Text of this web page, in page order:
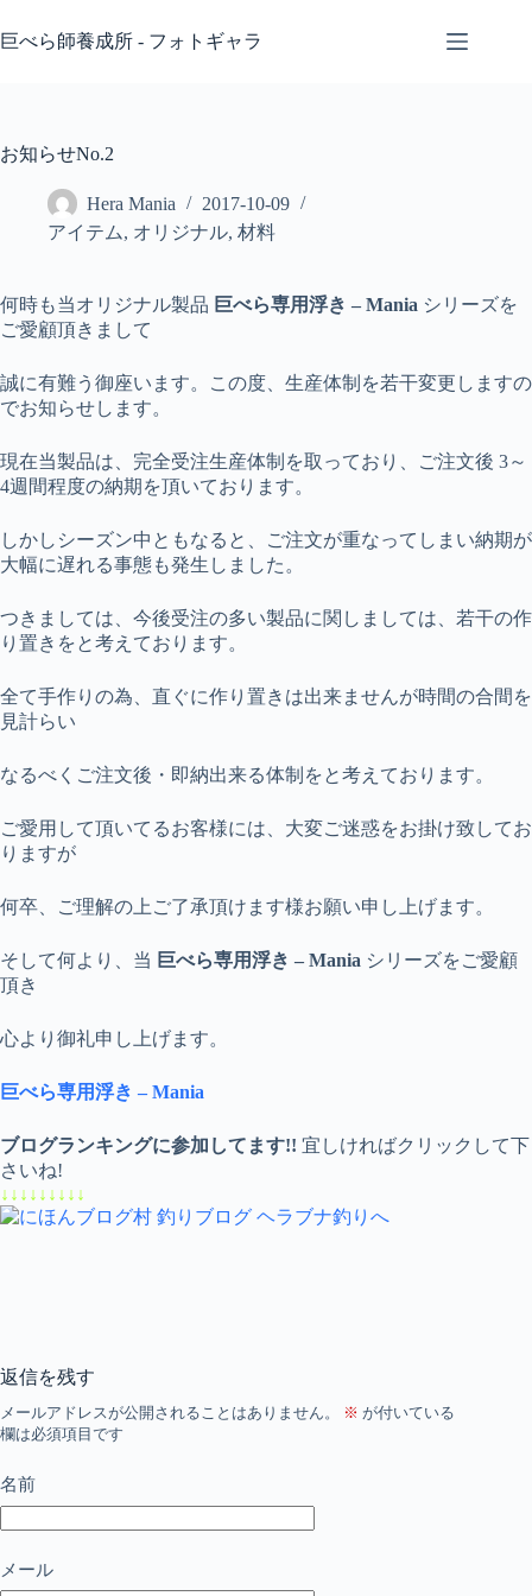
ン
ス
巨べら師養成所 - フォトギャラ
お知らせNo.2
Hera Mania
2017-10-09
アイテム, オリジナル, 材料
何時も当オリジナル製品 巨べら専用浮き – Mania シリーズを
ご愛顧頂きまして
誠に有難う御座います。この度、生産体制を若干変更しますの
でお知らせします。
現在当製品は、完全受注生産体制を取っており、ご注文後 3～
4週間程度の納期を頂いております。
しかしシーズン中ともなると、ご注文が重なってしまい納期が
大幅に遅れる事態も発生しました。
つきましては、今後受注の多い製品に関しましては、若干の作
り置きをと考えております。
全て手作りの為、直ぐに作り置きは出来ませんが時間の合間を
見計らい
なるべくご注文後・即納出来る体制をと考えております。
ご愛用して頂いてるお客様には、大変ご迷惑をお掛け致してお
りますが
何卒、ご理解の上ご了承頂けます様お願い申し上げます。
そして何より、当 巨べら専用浮き – Mania シリーズをご愛顧
頂き
心より御礼申し上げます。
巨べら専用浮き – Mania
ブログランキングに参加してます!! 宜しければクリックして下
さいね!
↓↓↓↓↓↓↓↓↓
返信を残す
メールアドレスが公開されることはありません。 ※ が付いている
欄は必須項目です
名前
メール